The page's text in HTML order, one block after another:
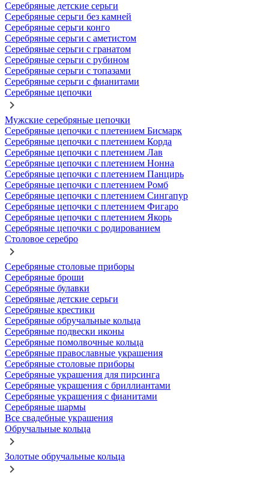
Серебряные детские серьги
Серебряные серьги без камней
Серебряные серьги конго
Серебряные серьги с аметистом
Серебряные серьги с гранатом
Серебряные серьги с рубином
Серебряные серьги с топазами
Серебряные серьги с фианитами
Серебряные цепочки
Мужские серебряные цепочки
Серебряные цепочки с плетением Бисмарк
Серебряные цепочки с плетением Корда
Серебряные цепочки с плетением Лав
Серебряные цепочки с плетением Нонна
Серебряные цепочки с плетением Панцирь
Серебряные цепочки с плетением Ромб
Серебряные цепочки с плетением Сингапур
Серебряные цепочки с плетением Фигаро
Серебряные цепочки с плетением Якорь
Серебряные цепочки с родированием
Столовое серебро
Серебряные столовые приборы
Серебряные броши
Серебряные булавки
Серебряные детские серьги
Серебряные крестики
Серебряные обручальные кольца
Серебряные подвески иконы
Серебряные помолвочные кольца
Серебряные православные украшения
Серебряные столовые приборы
Серебряные украшения для пирсинга
Серебряные украшения с бриллиантами
Серебряные украшения с фианитами
Серебряные шармы
Все свадебные украшения
Обручальные кольца
Золотые обручальные кольца